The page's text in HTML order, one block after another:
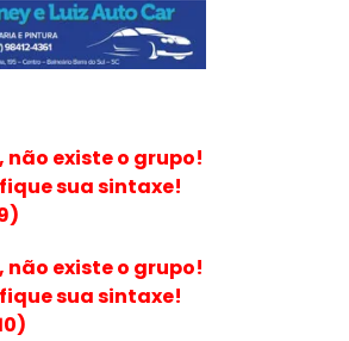
não existe o grupo!
sua sintaxe!
não existe o grupo!
sua sintaxe!